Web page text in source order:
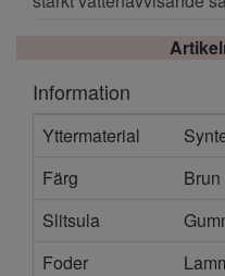
Information
Yttermaterial
Färg
Brun
Slitsula
Foder